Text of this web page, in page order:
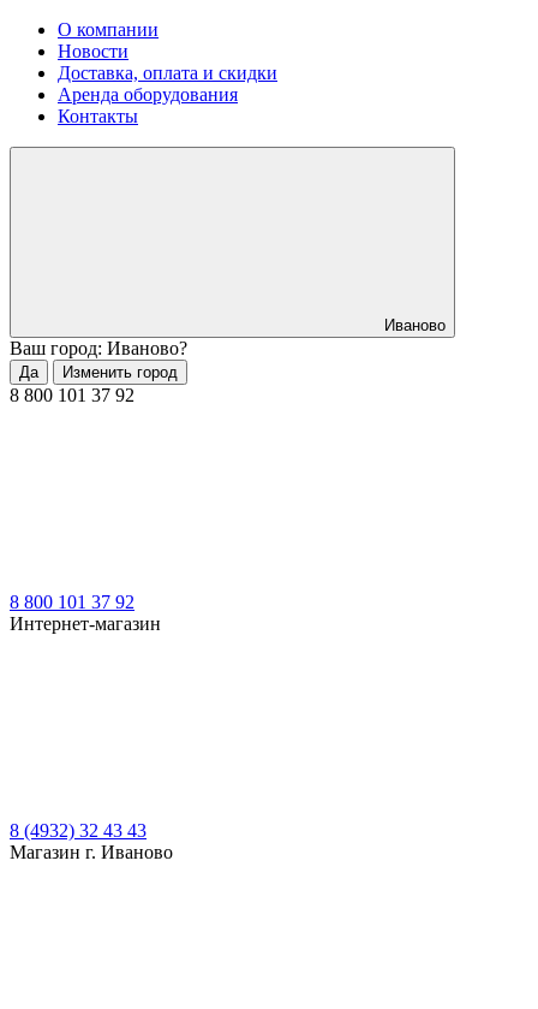
О компании
Новости
Доставка, оплата и скидки
Аренда оборудования
Контакты
Иваново
Ваш город: Иваново?
Да Изменить город
8 800 101 37 92
8 800 101 37 92
Интернет-магазин
8 (4932) 32 43 43
Магазин г. Иваново